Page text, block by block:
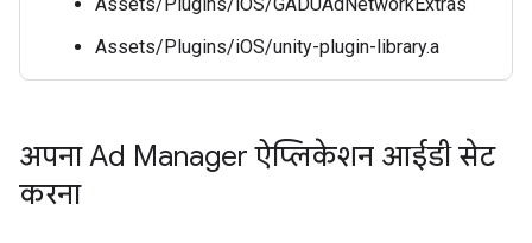
Assets/Plugins/iOS/unity-plugin-library.a
अपना Ad Manager ऐप्लिकेशन आईडी सेट
करना